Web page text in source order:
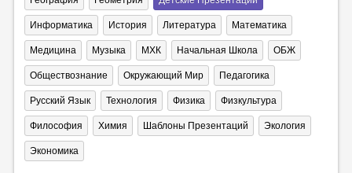
Информатика История Литература Математика
Медицина Музыка МХК Начальная Школа ОБЖ
Обществознание Окружающий Мир Педагогика
Русский Язык Технология Физика Физкультура
Философия Химия Шаблоны Презентаций Экология
Экономика